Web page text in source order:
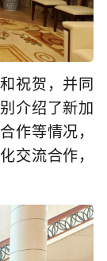
祝贺，并同
介绍了新加
作等情况，
交流合作，